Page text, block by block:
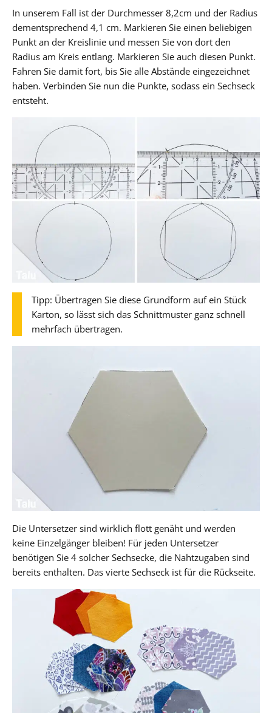
In unserem Fall ist der Durchmesser 8,2cm und der Radius
dementsprechend 4,1 cm. Markieren Sie einen beliebigen
Punkt an der Kreislinie und messen Sie von dort den
Radius am Kreis entlang. Markieren Sie auch diesen Punkt.
Fahren Sie damit fort, bis Sie alle Abstände eingezeichnet
haben. Verbinden Sie nun die Punkte, sodass ein Sechseck
entsteht.
Tipp: Übertragen Sie diese Grundform auf ein Stück
Karton, so lässt sich das Schnittmuster ganz schnell
mehrfach übertragen.
Die Untersetzer sind wirklich flott genäht und werden
keine Einzelgänger bleiben! Für jeden Untersetzer
benötigen Sie 4 solcher Sechsecke, die Nahtzugaben sind
bereits enthalten. Das vierte Sechseck ist für die Rückseite.